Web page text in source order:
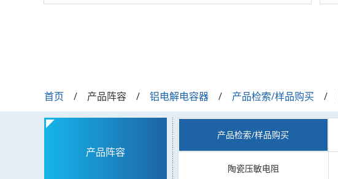
首页 产品阵容 铝电解电容器 产品检索/样品购买
产品阵容
产品检索/样品购买
陶瓷压敏电阻